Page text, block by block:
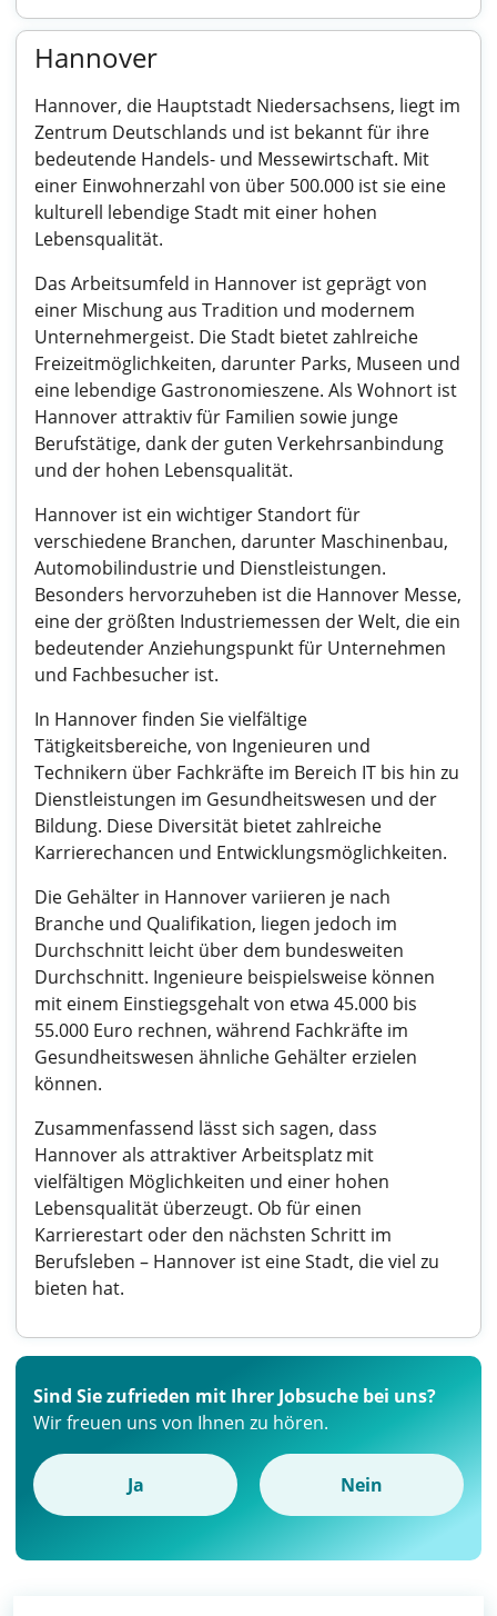
Hannover
Hannover, die Hauptstadt Niedersachsens, liegt im
Zentrum Deutschlands und ist bekannt für ihre
bedeutende Handels- und Messewirtschaft. Mit
einer Einwohnerzahl von über 500.000 ist sie eine
kulturell lebendige Stadt mit einer hohen
Lebensqualität.
Das Arbeitsumfeld in Hannover ist geprägt von
einer Mischung aus Tradition und modernem
Unternehmergeist. Die Stadt bietet zahlreiche
Freizeitmöglichkeiten, darunter Parks, Museen und
eine lebendige Gastronomieszene. Als Wohnort ist
Hannover attraktiv für Familien sowie junge
Berufstätige, dank der guten Verkehrsanbindung
und der hohen Lebensqualität.
Hannover ist ein wichtiger Standort für
verschiedene Branchen, darunter Maschinenbau,
Automobilindustrie und Dienstleistungen.
Besonders hervorzuheben ist die Hannover Messe,
eine der größten Industriemessen der Welt, die ein
bedeutender Anziehungspunkt für Unternehmen
und Fachbesucher ist.
In Hannover finden Sie vielfältige
Tätigkeitsbereiche, von Ingenieuren und
Technikern über Fachkräfte im Bereich IT bis hin zu
Dienstleistungen im Gesundheitswesen und der
Bildung. Diese Diversität bietet zahlreiche
Karrierechancen und Entwicklungsmöglichkeiten.
Die Gehälter in Hannover variieren je nach
Branche und Qualifikation, liegen jedoch im
Durchschnitt leicht über dem bundesweiten
Durchschnitt. Ingenieure beispielsweise können
mit einem Einstiegsgehalt von etwa 45.000 bis
55.000 Euro rechnen, während Fachkräfte im
Gesundheitswesen ähnliche Gehälter erzielen
können.
Zusammenfassend lässt sich sagen, dass
Hannover als attraktiver Arbeitsplatz mit
vielfältigen Möglichkeiten und einer hohen
Lebensqualität überzeugt. Ob für einen
Karrierestart oder den nächsten Schritt im
Berufsleben – Hannover ist eine Stadt, die viel zu
bieten hat.
Sind Sie zufrieden mit Ihrer Jobsuche bei uns?
Wir freuen uns von Ihnen zu hören.
Ja Nein